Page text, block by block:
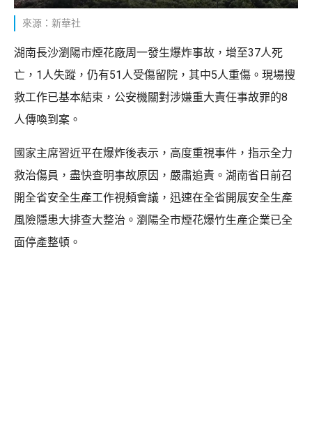
來源：新華社
湖南長沙瀏陽市煙花廠周一發生爆炸事故，增至37人死
亡，1人失蹤，仍有51人受傷留院，其中5人重傷。現場搜
救工作已基本結束，公安機關對涉嫌重大責任事故罪的8
人傳喚到案。
國家主席習近平在爆炸後表示，高度重視事件，指示全力
救治傷員，盡快查明事故原因，嚴肅追責。湖南省日前召
開全省安全生產工作視頻會議，迅速在全省開展安全生產
風險隱患大排查大整治。瀏陽全市煙花爆竹生產企業已全
面停產整頓。